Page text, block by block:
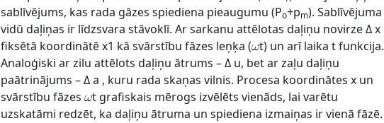
sablīvējums, kas rada gāzes spiediena pieaugumu (Po+pm). Sablīvējuma
vidū daļiņas ir līdzsvara stāvoklī. Ar sarkanu attēlotas daļiņu novirze Δ x
fiksētā koordinātē x1 kā svārstību fāzes leņķa ( t) un arī laika t funkcija.
Analoģiski ar zilu attēlots daļiņu ātrums – Δ u, bet ar zaļu daļiņu
paātrinājums – Δ a , kuru rada skaņas vilnis. Procesa koordinātes x un
svārstību fāzes
t grafiskais mērogs izvēlēts vienāds, lai varētu
uzskatāmi redzēt, ka daļiņu ātruma un spiediena izmaiņas ir vienā fāzē.